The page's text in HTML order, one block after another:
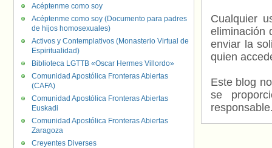
Cualquier
eliminación
enviar la
quien
Este blog
se
Acéptenme como soy
Acéptenme como soy (Documento para padres
de hijos homosexuales)
Activos y Contemplativos (Monasterio Virtual de
Espiritualidad)
Biblioteca LGTTB «Oscar Hermes Villordo»
Comunidad Apostólica Fronteras Abiertas
(CAFA)
Comunidad Apostólica Fronteras Abiertas
Euskadi
Comunidad Apostólica Fronteras Abiertas
Zaragoza
Creyentes Diverses